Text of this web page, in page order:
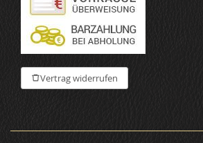
Vertrag widerrufen